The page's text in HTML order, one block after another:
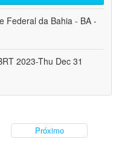
Federal da Bahia - BA -
2023-Thu Dec 31
Próximo